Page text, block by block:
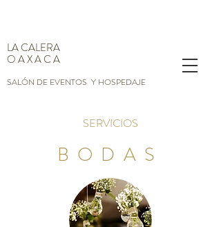
LA CALERA
O A X A C A
SALÓN DE EVENTOS Y HOSPEDAJE
SERVICIOS
BODAS